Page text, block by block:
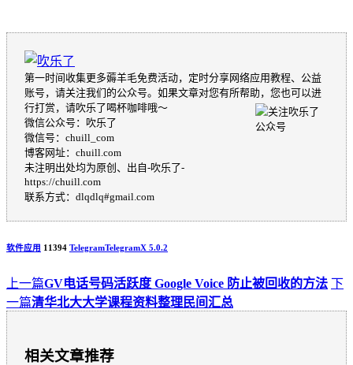
第一时间收集更多薅羊毛免费活动，定时分享网络应用教程、公益
账号，请关注我们的公众号。如果文章对您有所帮助，您也可以进
行打赏，请吹乐了喝杯咖啡哦～
微信公众号：吹乐了
微信号：chuill_com
博客网址：chuill.com
未注明出处均为原创、出自-吹乐了-
https://chuill.com
联系方式：dlqdlq#gmail.com
软件应用 11394 TelegramTelegramX 5.0.2
上一篇GV电话号码活跃度 Google Voice 防止被回收的方法 下
一篇清华北大大学课程资料整理民间汇总
相关文章推荐